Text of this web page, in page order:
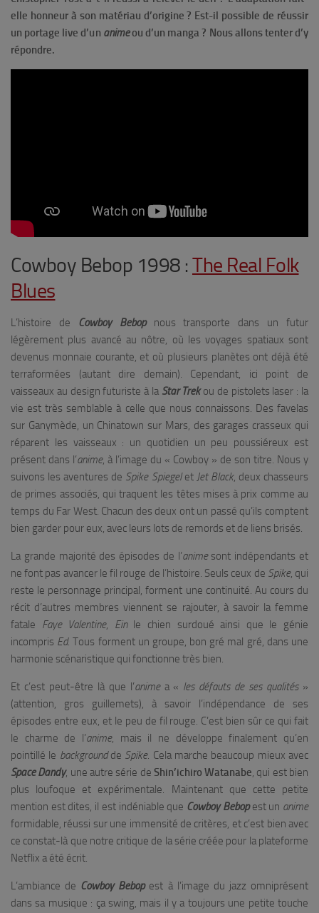
elle honneur à son matériau d’origine ? Est-il possible de réussir
un portage live d’un animeou d’un manga ? Nous allons tenter d’y
répondre.
Cowboy Bebop 1998 : The Real Folk
Blues
L’histoire de Cowboy Bebopnous transporte dans un futur
légèrement plus avancé au nôtre, où les voyages spatiaux sont
devenus monnaie courante, et où plusieurs planètes ont déjà été
terraformées (autant dire demain). Cependant, ici point de
vaisseaux au design futuriste à la Star Trekou de pistolets laser : la
vie est très semblable à celle que nous connaissons. Des favelas
sur Ganymède, un Chinatown sur Mars, des garages crasseux qui
réparent les vaisseaux : un quotidien un peu poussiéreux est
présent dans l’anime, à l’image du « Cowboy » de son titre. Nous y
suivons les aventures de Spike Spiegelet Jet Black, deux chasseurs
de primes associés, qui traquent les têtes mises à prix comme au
temps du Far West. Chacun des deux ont un passé qu’ils comptent
bien garder pour eux, avec leurs lots de remords et de liens brisés.
La grande majorité des épisodes de l’animesont indépendants et
ne font pas avancer le fil rouge de l’histoire. Seuls ceux de Spike, qui
reste le personnage principal, forment une continuité. Au cours du
récit d’autres membres viennent se rajouter, à savoir la femme
fatale Faye Valentine, Einle chien surdoué ainsi que le génie
incompris Ed. Tous forment un groupe, bon gré mal gré, dans une
harmonie scénaristique qui fonctionne très bien.
Et c’est peut-être là que l’animea « les défauts de ses qualités»
(attention, gros guillemets), à savoir l’indépendance de ses
épisodes entre eux, et le peu de fil rouge. C’est bien sûr ce qui fait
le charme de l’anime, mais il ne développe finalement qu’en
pointillé le backgroundde Spike. Cela marche beaucoup mieux avec
Space Dandy, une autre série de Shin’ichiro Watanabe, qui est bien
plus loufoque et expérimentale. Maintenant que cette petite
mention est dites, il est indéniable que Cowboy Bebopest un anime
formidable, réussi sur une immensité de critères, et c’est bien avec
ce constat-là que notre critique de la série créée pour la plateforme
Netflix a été écrit.
L’ambiance de Cowboy Bebopest à l’image du jazz omniprésent
dans sa musique : ça swing, mais il y a toujours une petite touche